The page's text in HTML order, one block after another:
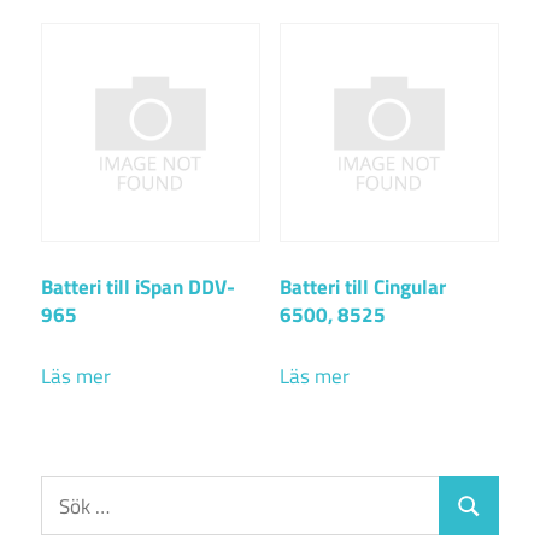
Batteri till iSpan DDV-
965
Läs mer
Batteri till Cingular
6500, 8525
Läs mer
Sök
efter:
Sök